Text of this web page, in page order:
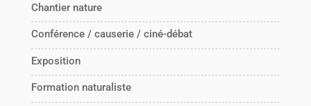
Chantier nature
Conférence / causerie / ciné-débat
Exposition
Formation naturaliste